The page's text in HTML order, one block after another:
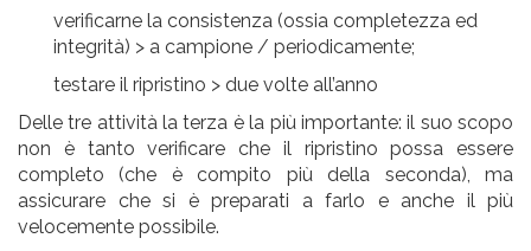
verificarne la consistenza (ossia completezza ed
integrità) > a campione / periodicamente;
testare il ripristino > due volte all’anno
Delle tre attività laterza è la più importante: il suo scopo
non è tanto verificare che il ripristino possa essere
completo (che è compito più della seconda), ma
assicurare che si è preparati a farlo e anche il più
velocemente possibile.